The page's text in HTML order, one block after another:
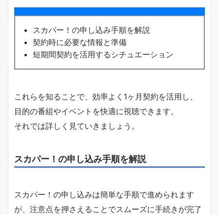
スカパー！の申し込み手順を解説
契約時に必要な情報と準備
短期間契約を活用するシチュエーション
これらを知ることで、効率よく1ヶ月契約を活用し、
目的の番組やイベントを快適に視聴できます。
それでは詳しく見ていきましょう。
スカパー！の申し込み手順を解説
スカパー！の申し込みは簡単な手順で進められます
が、注意点を押さえることでスムーズに手続きが完了